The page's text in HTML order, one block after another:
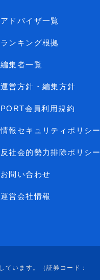
アドバイザ一覧
ランキング根拠
編集者一覧
運営方針・編集方針
PORT会員利用規約
情報セキュリティポリシー
反社会的勢力排除ポリシー
お問い合わせ
運営会社情報